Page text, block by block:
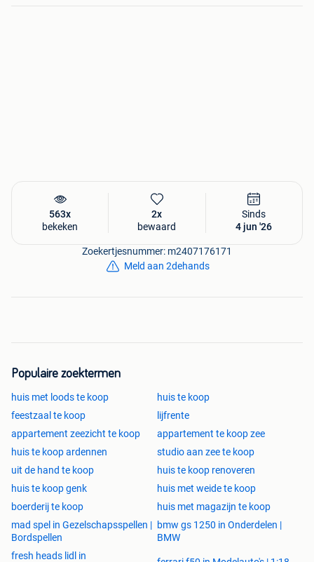
563x
bekeken
2x
bewaard
Sinds
4 jun '26
Zoekertjesnummer: m2407176171
Meld aan 2dehands
Populaire zoektermen
huis met loods te koop
huis te koop
feestzaal te koop
lijfrente
appartement zeezicht te koop
appartement te koop zee
huis te koop ardennen
studio aan zee te koop
uit de hand te koop
huis te koop renoveren
huis te koop genk
huis met weide te koop
boerderij te koop
huis met magazijn te koop
mad spel in Gezelschapsspellen |
Bordspellen
bmw gs 1250 in Onderdelen |
BMW
fresh heads lidl in